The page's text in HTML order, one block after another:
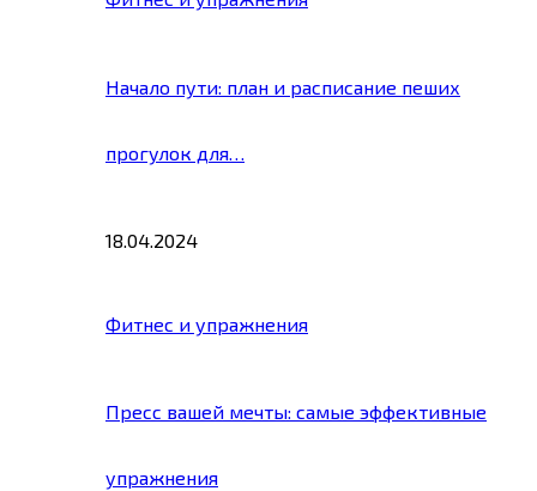
Начало пути: план и расписание пеших
прогулок для…
18.04.2024
Фитнес и упражнения
Пресс вашей мечты: самые эффективные
упражнения